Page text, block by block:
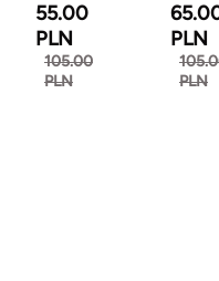
55.00
PLN
105.00
PLN
PLN
PLN